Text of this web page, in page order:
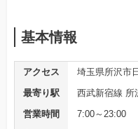
基本情報
アクセス
埼玉県所沢市
最寄り駅
西武新宿線 所
営業時間
7:00～23:00